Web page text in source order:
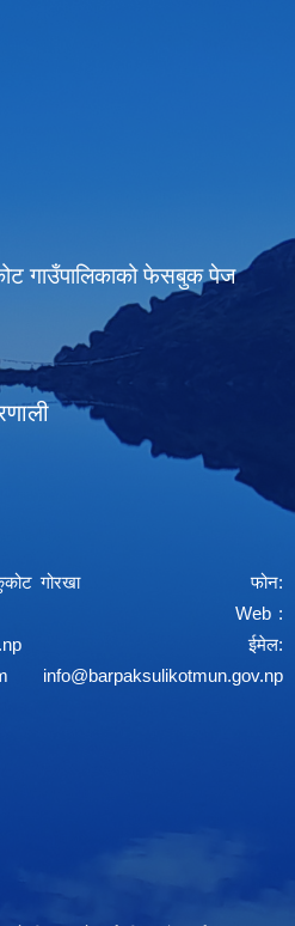
गाउँपालिकाको फेसबुक पेज
ताकुकोट गोरखा फोन:
Web :
ईमेल:
info@barpaksulikotmun.gov.np